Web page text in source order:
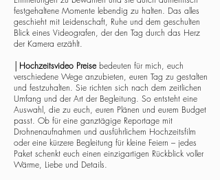
festgehaltene Momente lebendig zu halten. Das alles
geschieht mit Leidenschaft, Ruhe und dem geschulten
Blick eines Videografen, der den Tag durch das Herz
der Kamera erzählt.
Hochzeitsvideo Preisebedeuten für mich, euch
verschiedene Wege anzubieten, euren Tag zu gestalten
und festzuhalten. Sie richten sich nach dem zeitlichen
Umfang und der Art der Begleitung. So entsteht eine
Auswahl, die zu euch, euren Plänen und eurem Budget
passt. Ob für eine ganztägige Reportage mit
Drohnenaufnahmen und ausführlichem Hochzeitsfilm
oder eine kürzere Begleitung für kleine Feiern – jedes
Paket schenkt euch einen einzigartigen Rückblick voller
Wärme, Liebe und Details.